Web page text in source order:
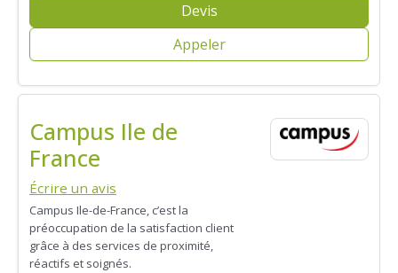
Devis
Appeler
Campus Ile de
France
Écrire un avis
Campus Ile-de-France, c’est la
préoccupation de la satisfaction client
grâce à des services de proximité,
réactifs et soignés.